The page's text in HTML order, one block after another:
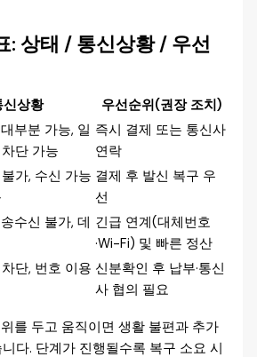
: 상태 / 통신상황 / 우선
신상황
우선순위(권장 조치)
부분 가능, 일
단 가능
즉시 결제 또는 통신사
연락
가, 수신 가능 결제 후 발신 복구 우
선
수신 불가, 데 긴급 연계(대체번호
·Wi-Fi) 및 빠른 정산
단, 번호 이용 신분확인 후 납부·통신
사 협의 필요
를 두고 움직이면 생활 불편과 추가
다. 단계가 진행될수록 복구 소요 시